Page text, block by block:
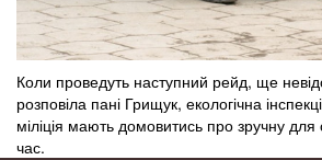
Коли проведуть наступний рейд, ще
розповіла пані Грищук, екологічна
міліція мають домовитись про зручну для
час.